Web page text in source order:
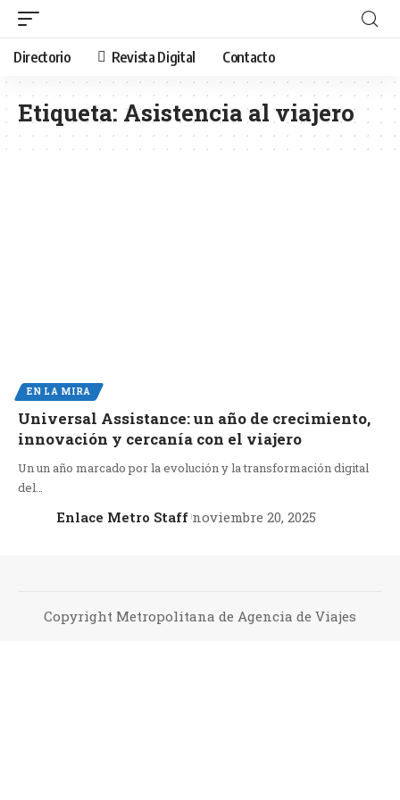
Directorio Revista Digital Contacto
Etiqueta: Asistencia al viajero
EN LA MIRA
Universal Assistance: un año de crecimiento,
innovación y cercanía con el viajero
Un un año marcado por la evolución y la transformación digital
del…
Enlace Metro Staff noviembre 20, 2025
Copyright Metropolitana de Agencia de Viajes